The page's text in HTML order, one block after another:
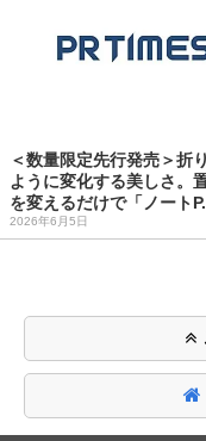
＜数量限定先行発売＞折
ように変化する美しさ。
を変えるだけで「ノート
2026年6月5日